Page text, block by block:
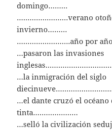
domingo………
……………………verano
invierno………
…………………….año por año
…pasaron las invasiones
…la inmigración del siglo
…el dante cruzó el océano
tinta…………………
…selló la civilización